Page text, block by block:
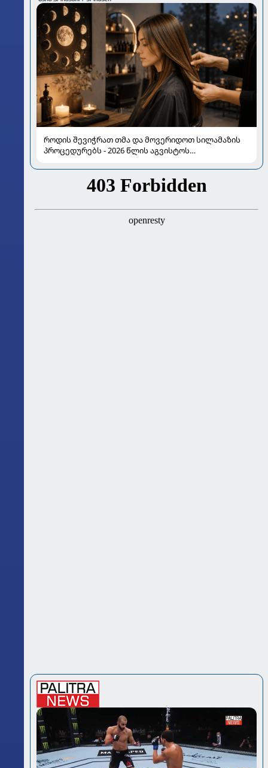
როდის შევიჭრათ თმა და მოვერიდოთ სილამაზის
პროცედურებს - 2026 წლის აგვისტოს